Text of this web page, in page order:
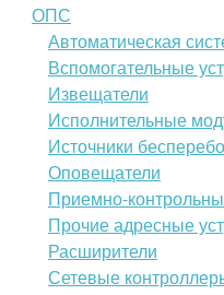
ОПС
Автоматическая
Вспомогательные
Извещатели
Исполнительные
Источники
Оповещатели
Приемно-
Прочие адресные
Расширители
Сетевые